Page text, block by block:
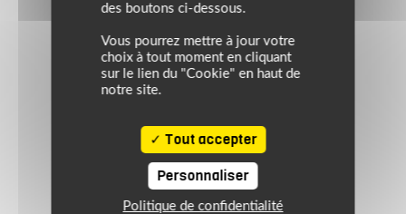
des boutons ci-dessous.
Vous pourrez mettre à jour votre
choix à tout moment en cliquant
sur le lien du "Cookie" en haut de
notre site.
Tout accepter
Personnaliser
Politique de confidentialité